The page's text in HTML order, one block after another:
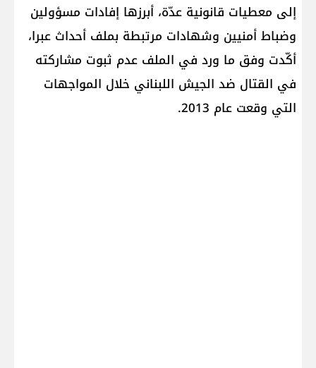
إلى معطيات قانونية عدّة، أبرزها إفادات مسؤولين
وضباط أمنيين وشهادات مرتبطة بملف أحداث عبرا،
أكّدت وفق ما ورد في الملف عدم ثبوت مشاركته
في القتال ضد الجيش اللبناني خلال المواجهات
التي وقعت عام 2013.